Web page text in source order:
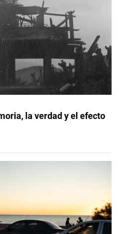
la verdad y el efecto